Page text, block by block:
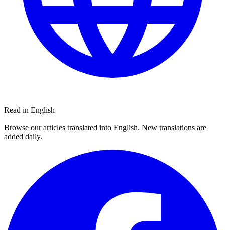
Read in English
Browse our articles translated into English. New translations are
added daily.